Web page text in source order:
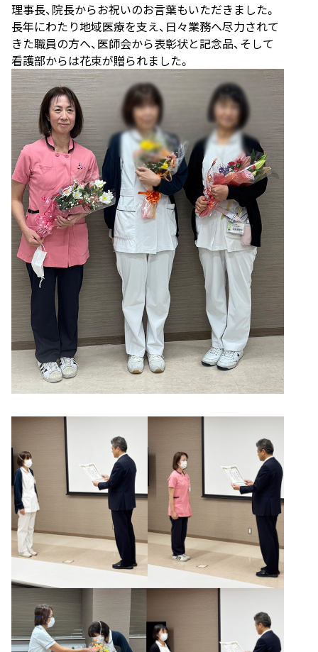
理事長、院長からお祝いのお言葉もいただきました。
長年にわたり地域医療を支え、日々業務へ尽力されて
きた職員の方へ、医師会から表彰状と記念品、そして
看護部からは花束が贈られました。